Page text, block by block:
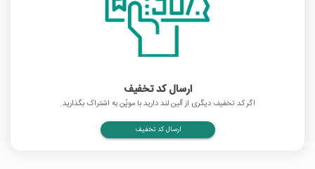
ارسال کد تخفیف
اگر کد تخفیف دیگری از آلین لند دارید با موپُن به اشتراک بگذارید.
ارسال کد تخفیف